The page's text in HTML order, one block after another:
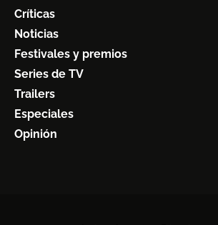
Críticas
Noticias
Festivales y premios
Series de TV
Trailers
Especiales
Opinión